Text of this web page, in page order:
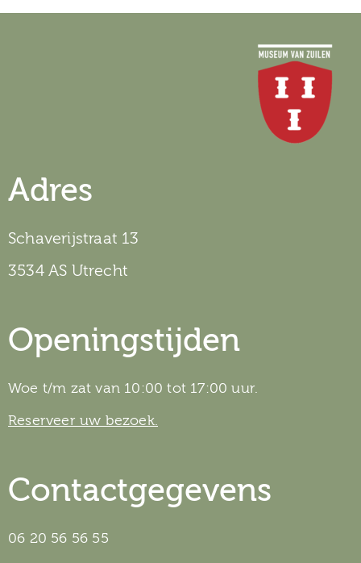
Adres
Schaverijstraat 13
3534 AS Utrecht
Openingstijden
Woe t/m zat van 10:00 tot 17:00 uur.
Reserveer uw bezoek.
Contactgegevens
06 20 56 56 55